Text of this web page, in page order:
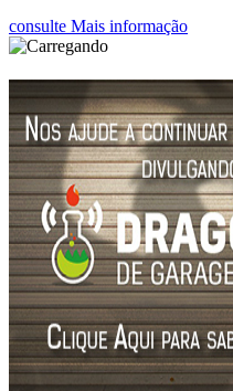
consulte Mais informação